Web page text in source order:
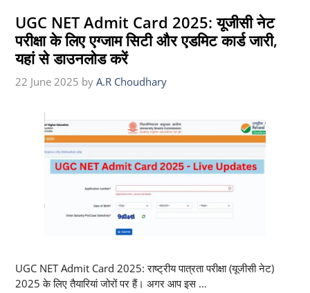
UGC NET Admit Card 2025: यूजीसी नेट
परीक्षा के लिए एग्जाम सिटी और एडमिट कार्ड जारी,
यहां से डाउनलोड करें
22 June 2025 by A.R Choudhary
UGC NET Admit Card 2025: राष्ट्रीय पात्रता परीक्षा (यूजीसी नेट)
2025 के लिए तैयारियां जोरों पर हैं। अगर आप इस …